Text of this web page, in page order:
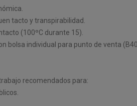
tacto y transpirabilidad.
(100ºC durante 15).
bolsa individual para punto de venta
recomendados para: